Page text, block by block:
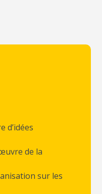
d’idées
de la
sur les